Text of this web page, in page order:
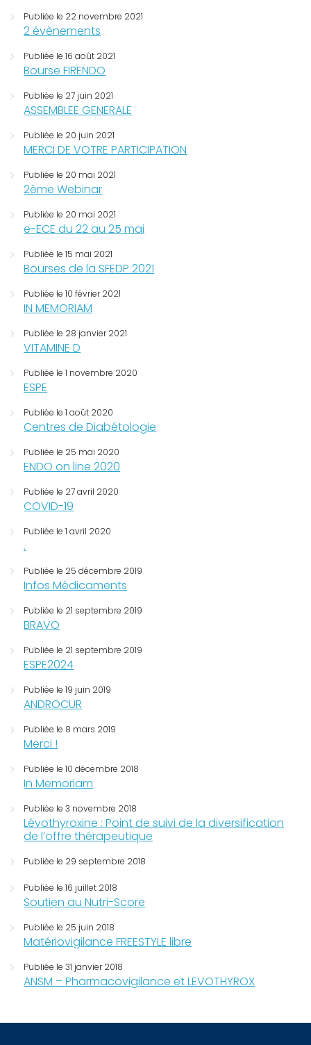
Publiée le 22 novembre 2021
2 évènements
Publiée le 16 août 2021
Bourse FIRENDO
Publiée le 27 juin 2021
ASSEMBLEE GENERALE
Publiée le 20 juin 2021
MERCI DE VOTRE PARTICIPATION
Publiée le 20 mai 2021
2ème Webinar
Publiée le 20 mai 2021
e-ECE du 22 au 25 mai
Publiée le 15 mai 2021
Bourses de la SFEDP 2021
Publiée le 10 février 2021
IN MEMORIAM
Publiée le 28 janvier 2021
VITAMINE D
Publiée le 1 novembre 2020
ESPE
Publiée le 1 août 2020
Centres de Diabétologie
Publiée le 25 mai 2020
ENDO on line 2020
Publiée le 27 avril 2020
COVID-19
Publiée le 1 avril 2020
.
Publiée le 25 décembre 2019
Infos Médicaments
Publiée le 21 septembre 2019
BRAVO
Publiée le 21 septembre 2019
ESPE2024
Publiée le 19 juin 2019
ANDROCUR
Publiée le 8 mars 2019
Merci !
Publiée le 10 décembre 2018
In Memoriam
Publiée le 3 novembre 2018
Lévothyroxine : Point de suivi de la diversification
de l’offre thérapeutique
Publiée le 29 septembre 2018
Publiée le 16 juillet 2018
Soutien au Nutri-Score
Publiée le 25 juin 2018
Matériovigilance FREESTYLE libre
Publiée le 31 janvier 2018
ANSM – Pharmacovigilance et LEVOTHYROX